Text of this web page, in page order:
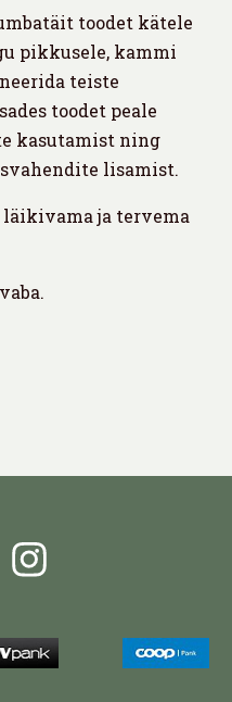
toodet kätele
pikkusele, kammi
teiste
toodet peale
kasutamist ning
lisamist.
ja tervema